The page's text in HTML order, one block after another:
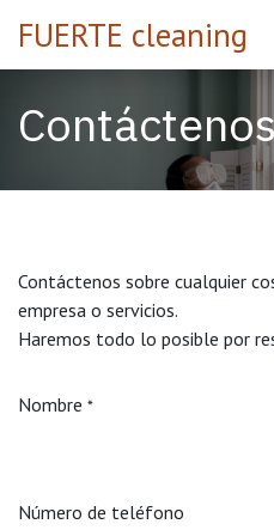
FUERTE cleaning
Contáctenos
Contáctenos sobre cualquier
empresa o servicios.
Haremos todo lo posible por
Nombre *
Número de teléfono